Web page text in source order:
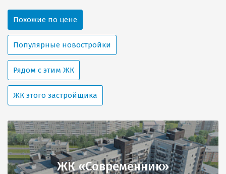
Похожие по цене
Популярные новостройки
Рядом с этим ЖК
ЖК этого застройщика
ЖК «Современник»